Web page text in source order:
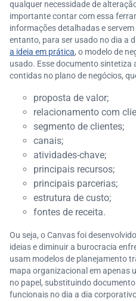
qualquer necessidade de
importante contar com essa
informações detalhadas e
entanto, para ser usado no dia a
a ideia em prática, o modelo de
usado. Esse documento sintetiza
contidas no plano de negócios,
proposta de valor;
relacionamento com
segmento de clientes;
canais;
atividades-chave;
principais recursos;
principais parcerias;
estrutura de custo;
fontes de receita.
Ou seja, o Canvas foi
ideias e diminuir a burocracia
usam modelos de planejamento
mapa organizacional em apenas
no papel, substituindo
funcionais no dia a dia